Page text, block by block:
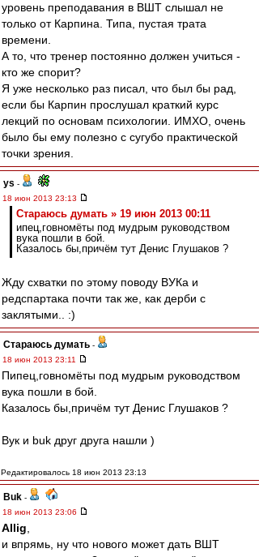
уровень преподавания в ВШТ слышал не
только от Карпина. Типа, пустая трата
времени.
А то, что тренер постоянно должен учиться -
кто же спорит?
Я уже несколько раз писал, что был бы рад,
если бы Карпин прослушал краткий курс
лекций по основам психологии. ИМХО, очень
было бы ему полезно с сугубо практической
точки зрения.
ys -
18 июн 2013 23:13
Стараюсь думать » 19 июн 2013 00:11
ипец,говномёты под мудрым руководством
вука пошли в бой.
Казалось бы,причём тут Денис Глушаков ?
Жду схватки по этому поводу ВУКа и
редспартака почти так же, как дерби с
заклятыми.. :)
Стараюсь думать -
18 июн 2013 23:11
Пипец,говномёты под мудрым руководством
вука пошли в бой.
Казалось бы,причём тут Денис Глушаков ?
Вук и buk друг друга нашли )
Редактировалось 18 июн 2013 23:13
Buk -
18 июн 2013 23:06
Allig
и впрямь, ну что нового может дать ВШТ